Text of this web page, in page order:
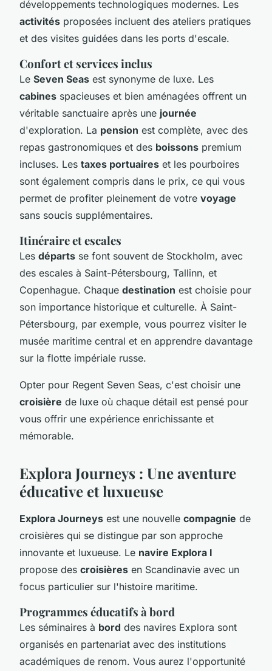
développements technologiques modernes. Les
activités proposées incluent des ateliers pratiques
et des visites guidées dans les ports d'escale.
Confort et services inclus
Le Seven Seas est synonyme de luxe. Les
cabines spacieuses et bien aménagées offrent un
véritable sanctuaire après une journée
d'exploration. La pension est complète, avec des
repas gastronomiques et des boissons premium
incluses. Les taxes portuaires et les pourboires
sont également compris dans le prix, ce qui vous
permet de profiter pleinement de votre voyage
sans soucis supplémentaires.
Itinéraire et escales
Les départs se font souvent de Stockholm, avec
des escales à Saint-Pétersbourg, Tallinn, et
Copenhague. Chaque destination est choisie pour
son importance historique et culturelle. À Saint-
Pétersbourg, par exemple, vous pourrez visiter le
musée maritime central et en apprendre davantage
sur la flotte impériale russe.
Opter pour Regent Seven Seas, c'est choisir une
croisière de luxe où chaque détail est pensé pour
vous offrir une expérience enrichissante et
mémorable.
Explora Journeys : Une aventure
éducative et luxueuse
Explora Journeys est une nouvelle compagnie de
croisières qui se distingue par son approche
innovante et luxueuse. Le navire Explora I
propose des croisières en Scandinavie avec un
focus particulier sur l'histoire maritime.
Programmes éducatifs à bord
Les séminaires à bord des navires Explora sont
organisés en partenariat avec des institutions
académiques de renom. Vous aurez l'opportunité